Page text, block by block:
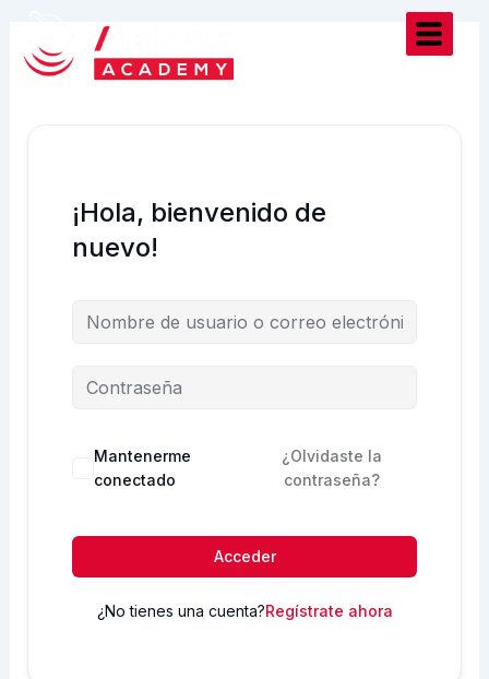
contenido
¡Hola, bienvenido de
nuevo!
Mantenerme
conectado
¿Olvidaste la
contraseña?
Acceder
¿No tienes una cuenta?Regístrate ahora